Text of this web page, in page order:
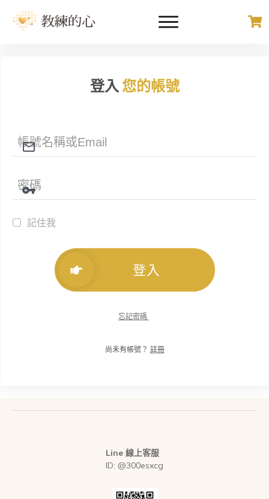
登入您的帳號
記住我
登入
忘記密碼
尚未有帳號？ 註冊
Line 線上客服
ID: @300esxcg